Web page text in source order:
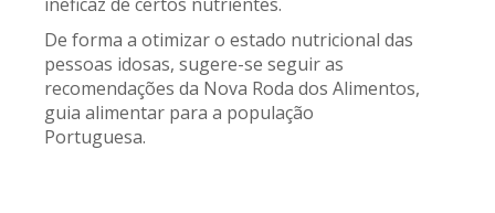
De forma a otimizar o estado nutricional das
pessoas idosas, sugere-se seguir as
recomendações da Nova Roda dos Alimentos,
guia alimentar para a população
Portuguesa.